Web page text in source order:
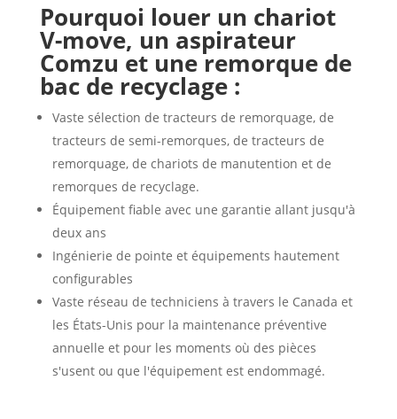
Pourquoi louer un chariot
V-move, un aspirateur
Comzu et une remorque de
bac de recyclage :
Vaste sélection de tracteurs de remorquage, de
tracteurs de semi-remorques, de tracteurs de
remorquage, de chariots de manutention et de
remorques de recyclage.
Équipement fiable avec une garantie allant jusqu'à
deux ans
Ingénierie de pointe et équipements hautement
configurables
Vaste réseau de techniciens à travers le Canada et
les États-Unis pour la maintenance préventive
annuelle et pour les moments où des pièces
s'usent ou que l'équipement est endommagé.